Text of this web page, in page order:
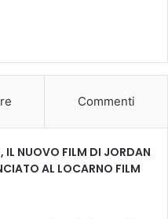
Commenti
IL NUOVO FILM DI JORDAN
AL LOCARNO FILM